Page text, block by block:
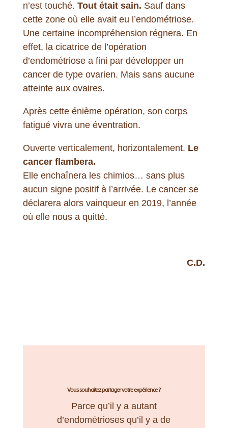
n’est touché. Tout était sain. Sauf dans
cette zone où elle avait eu l’endométriose.
Une certaine incompréhension régnera. En
effet, la cicatrice de l’opération
d’endométriose a fini par développer un
cancer de type ovarien. Mais sans aucune
atteinte aux ovaires.
Après cette énième opération, son corps
fatigué vivra une éventration.
Ouverte verticalement, horizontalement. Le
cancer flambera.
Elle enchaînera les chimios… sans plus
aucun signe positif à l’arrivée. Le cancer se
déclarera alors vainqueur en 2019, l’année
où elle nous a quitté.
C.D.
Vous souhaitez partager votre expérience ?
Parce qu’il y a autant
d’endométrioses qu’il y a de